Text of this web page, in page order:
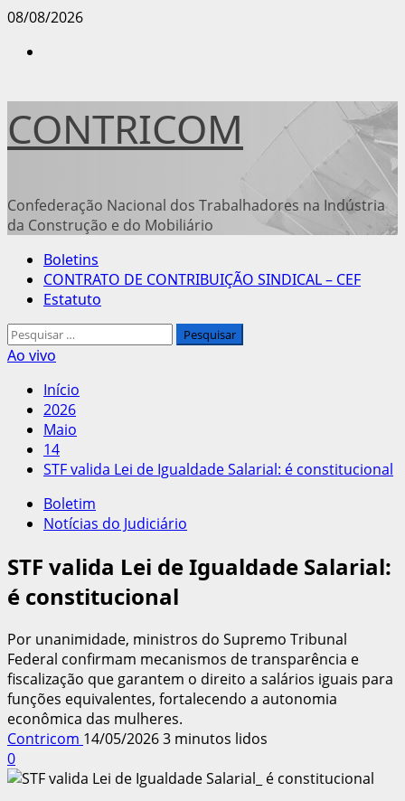
Avançar
08/08/2026
CONTRICOM
Confederação Nacional dos Trabalhadores na Indústria
da Construção e do Mobiliário
Menu
principal
Boletins
CONTRATO DE CONTRIBUIÇÃO SINDICAL – CEF
Estatuto
Pesquisar
por:
Ao vivo
Início
2026
Maio
14
STF valida Lei de Igualdade Salarial: é constitucional
Boletim
Notícias do Judiciário
STF valida Lei de Igualdade Salarial:
é constitucional
Por unanimidade, ministros do Supremo Tribunal
Federal confirmam mecanismos de transparência e
fiscalização que garantem o direito a salários iguais para
funções equivalentes, fortalecendo a autonomia
econômica das mulheres.
Contricom 14/05/20263 minutos lidos
0